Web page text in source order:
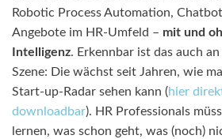
Robotic Process Automation,
Angebote im HR-Umfeld – mit und
Intelligenz. Erkennbar ist das auch
Szene: Die wächst seit Jahren, wie
Start-up-Radar sehen kann (hier
downloadbar). HR Professionals
lernen, was schon geht, was (noch)